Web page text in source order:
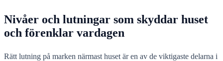
Nivåer och lutningar som skyddar huset
och förenklar vardagen
Rätt lutning på marken närmast huset är en av de viktigaste delarna i